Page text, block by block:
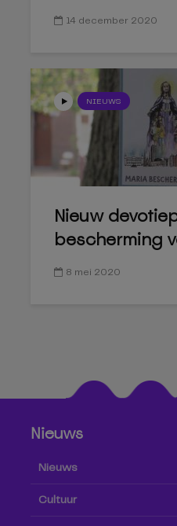
14 december 2020
NIEUWS
Nieuw
bescherming
8 mei 2020
Nieuws
Nieuws
Cultuur